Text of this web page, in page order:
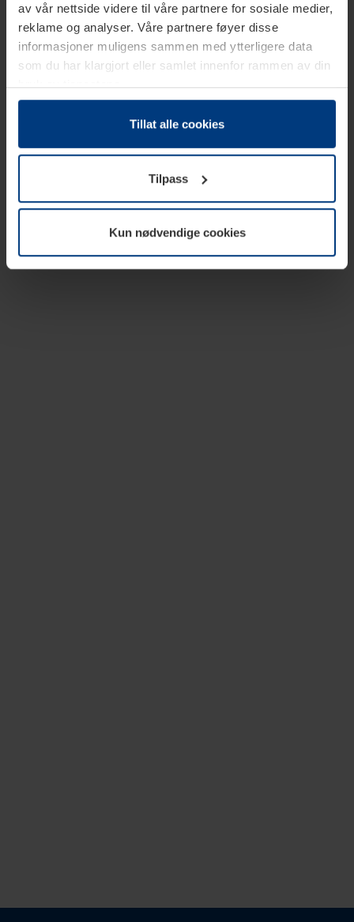
av vår nettside videre til våre partnere for sosiale medier,
reklame og analyser. Våre partnere føyer disse
informasjoner muligens sammen med ytterligere data
som du har klargjort eller samlet innenfor rammen av din
bruk av tjenestene.
Etter loven kan vi lagre informasjonskapsler på din
datamaskin, hvis disse er absolutt nødvendig for drift av
trenger vi din tillatelse. Du kan når som helst endre eller
tilbakekalle ditt samtykke i forklaringen av
informasjonskapselen på sidenPersonvernerklæringpå
Tillat alle cookies
Tilpass
Kun nødvendige cookies